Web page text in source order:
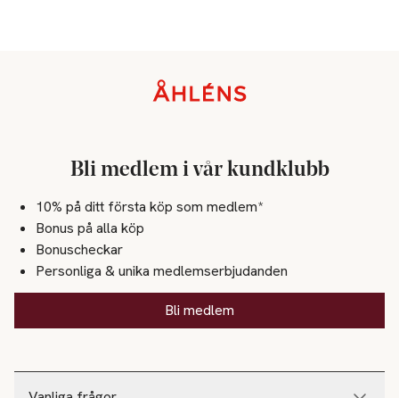
Bli medlem i vår kundklubb
10% på ditt första köp som medlem*
Bonus på alla köp
Bonuscheckar
Personliga & unika medlemserbjudanden
Bli medlem